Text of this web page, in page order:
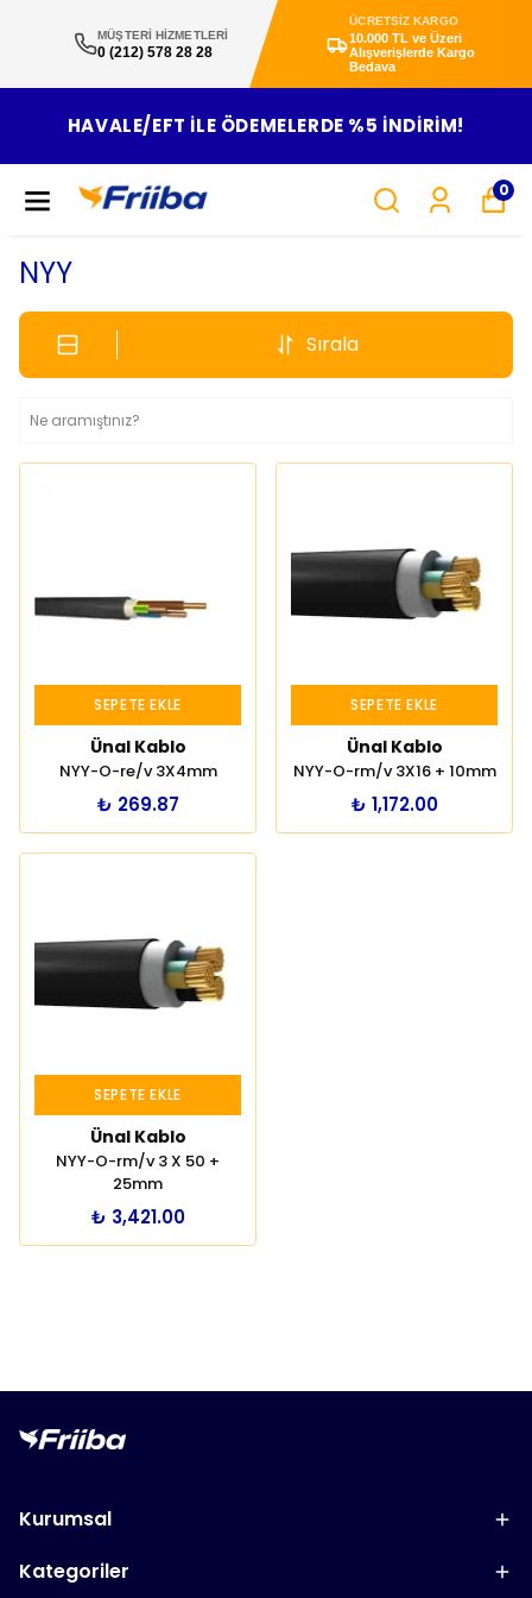
MÜŞTERİ HİZMETLERİ
0 (212) 578 28 28
ÜCRETSİZ KARGO
10.000 TL ve Üzeri
Alışverişlerde Kargo
Bedava
HAVALE/EFT ILE ÖDEMELERDE %5 INDIRIM!
0
NYY
Sırala
SEPETE EKLE
Ünal Kablo
NYY-O-re/v 3X4mm
₺ 269.87
SEPETE EKLE
Ünal Kablo
NYY-O-rm/v 3X16 + 10mm
₺ 1,172.00
SEPETE EKLE
Ünal Kablo
NYY-O-rm/v 3 X 50 +
25mm
₺ 3,421.00
Kurumsal
Kategoriler